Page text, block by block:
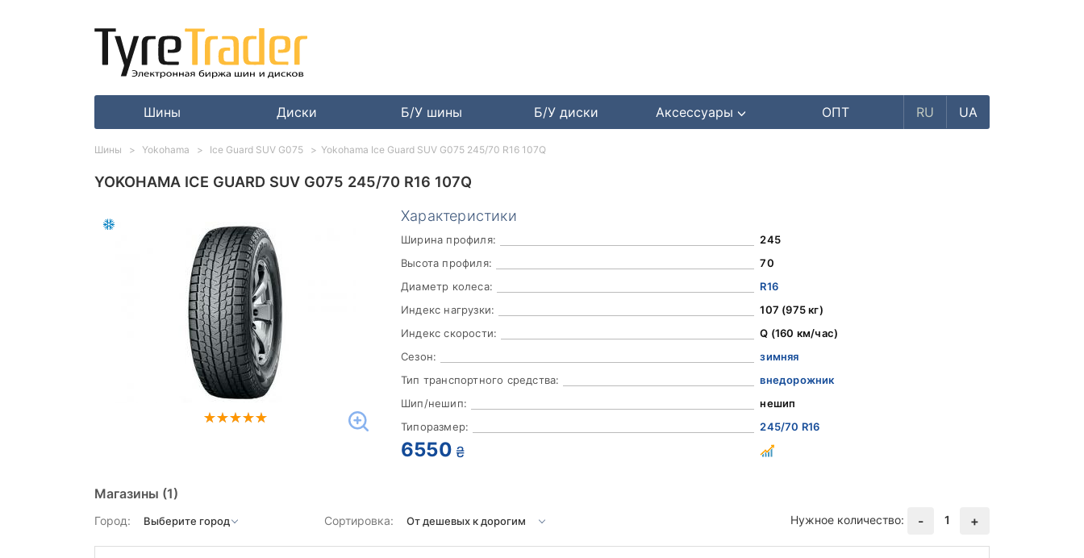
Шины Диски Б/У шины Б/У диски Аксессуары ОПТ RU UA
YOKOHAMA ICE GUARD SUV G075 245/70 R16 107Q
Характеристики
Ширина профиля:
245
Высота профиля:
70
Диаметр колеса:
R16
Индекс нагрузки:
107 (975 кг)
Индекс скорости:
Q (160 км/час)
Сезон:
зимняя
Тип транспортного средства:
внедорожник
Шип/нешип:
нешип
Типоразмер:
245/70 R16
6550 ₴
Магазины (1)
Город: Сортировка: Нужное количество: - 1 +
Шины Yokohama Ice Guard SUV G075 Yokohama Ice Guard SUV G075 245/70 R16 107Q